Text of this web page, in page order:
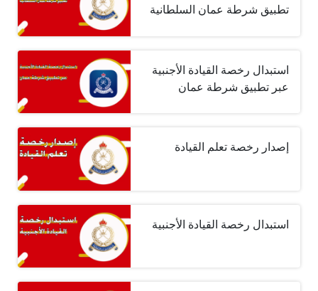
تطبيق شرطة عمان السلطانية
استبدال رخصة القيادة الأجنبية
عبر تطبيق شرطة عمان
إصدار رخصة تعلم القيادة
استبدال رخصة القيادة الأجنبية